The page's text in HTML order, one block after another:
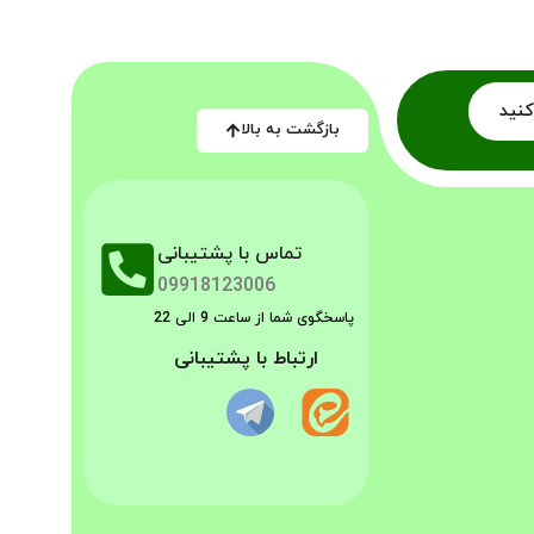
بازگشت به بالا
تماس با پشتیبانی
09918123006
پاسخگوی شما از ساعت 9 الی 22
ارتباط با پشتیبانی